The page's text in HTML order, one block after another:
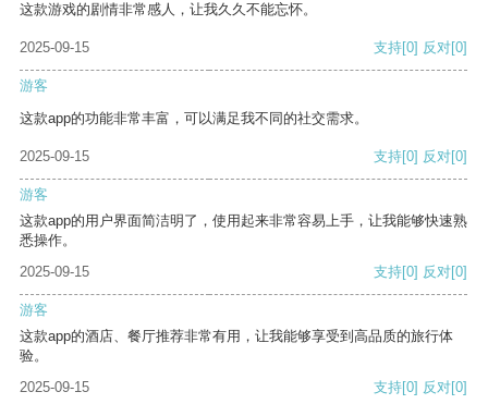
这款游戏的剧情非常感人，让我久久不能忘怀。
2025-09-15 支持[0] 反对[0]
游客
这款app的功能非常丰富，可以满足我不同的社交需求。
2025-09-15 支持[0] 反对[0]
游客
这款app的用户界面简洁明了，使用起来非常容易上手，让我能够快速熟
悉操作。
2025-09-15
支持[0] 反对[0]
游客
这款app的酒店、餐厅推荐非常有用，让我能够享受到高品质的旅行体
验。
2025-09-15
支持[0] 反对[0]